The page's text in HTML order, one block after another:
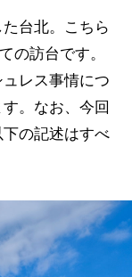
台北。こちら
の訪台です。
レス事情につ
。なお、今回
の記述はすべ